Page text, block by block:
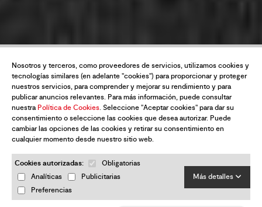
Nosotros y terceros, como proveedores de servicios, utilizamos cookies y
tecnologías similares (en adelante "cookies") para proporcionar y proteger
nuestros servicios, para comprender y mejorar su rendimiento y para
publicar anuncios relevantes. Para más información, puede consultar
nuestra Política de Cookies. Seleccione "Aceptar cookies" para dar su
consentimiento o seleccione las cookies que desea autorizar. Puede
cambiar las opciones de las cookies y retirar su consentimiento en
cualquier momento desde nuestro sitio web.
Cookies autorizadas:
Obligatorias
Analíticas
Publicitarias
Preferencias
Más detalles